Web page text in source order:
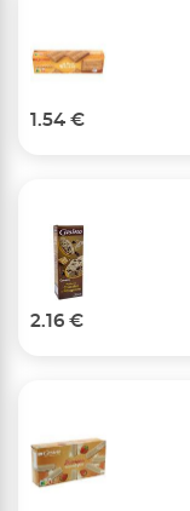
1.54 €
2.16 €